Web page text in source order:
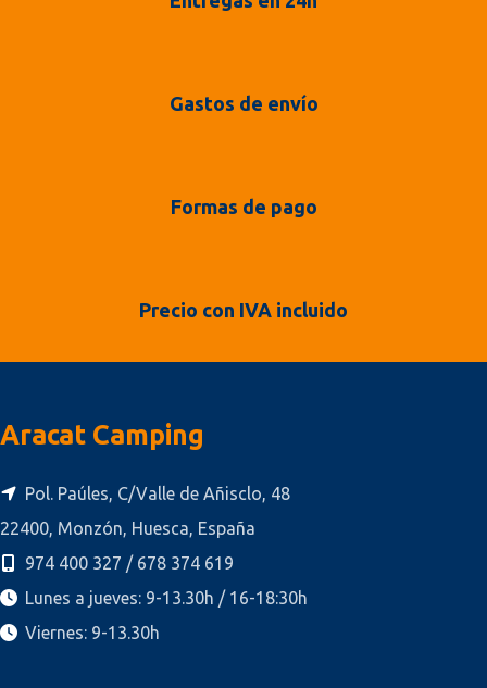
Gastos de envío
Formas de pago
Precio con IVA incluido
Aracat Camping
Pol. Paúles, C/Valle de Añisclo, 48
22400, Monzón, Huesca, España
974 400 327 / 678 374 619
Lunes a jueves: 9-13.30h / 16-18:30h
Viernes: 9-13.30h